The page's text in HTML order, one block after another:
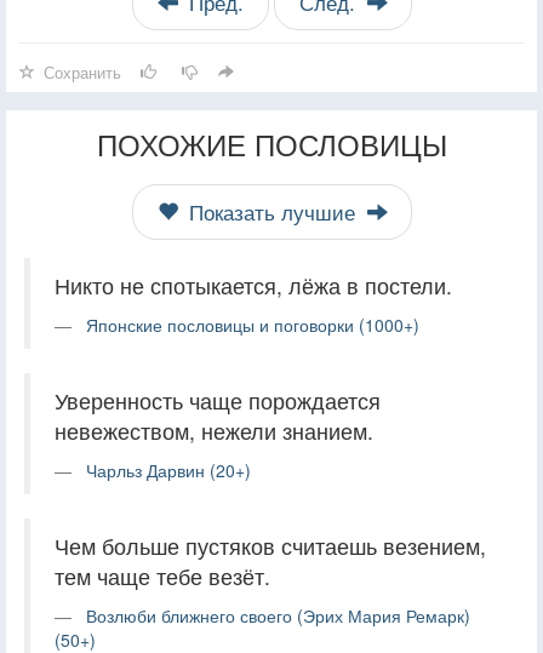
Сохранить
ПОХОЖИЕ ПОСЛОВИЦЫ
Показать лучшие
Никто не спотыкается, лёжа в постели.
Японские пословицы и поговорки (1000+)
Уверенность чаще порождается
невежеством, нежели знанием.
Чарльз Дарвин (20+)
Чем больше пустяков считаешь везением,
тем чаще тебе везёт.
Возлюби ближнего своего (Эрих Мария Ремарк)
(50+)